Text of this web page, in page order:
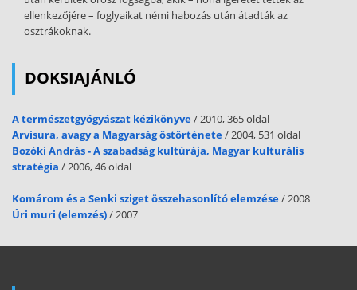
ellenkezőjére – foglyaikat némi habozás után átadták az
osztrákoknak.
DOKSIAJÁNLÓ
A természetgyógyászat kézikönyve/ 2010, 365 oldal
Arvisura, avagy a Magyarság őstörténete/ 2004, 531 oldal
Bozóki András - A szabadság kultúrája, Magyar kulturális
stratégia / 2006, 46 oldal
Komárom és a Senki sziget összehasonlító elemzése/ 2008
Úri muri (elemzés)/ 2007